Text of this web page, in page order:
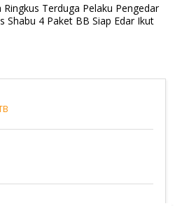
Ringkus Terduga Pelaku Pengedar
Shabu 4 Paket BB Siap Edar Ikut